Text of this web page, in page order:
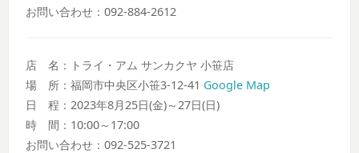
お問い合わせ：092-884-2612
店 名：トライ・アム サンカクヤ 小笹店
場 所：福岡市中央区小笹3-12-41 Google Map
日 程：2023年8月25日(金)～27日(日)
時 間：10:00～17:00
お問い合わせ：092-525-3721